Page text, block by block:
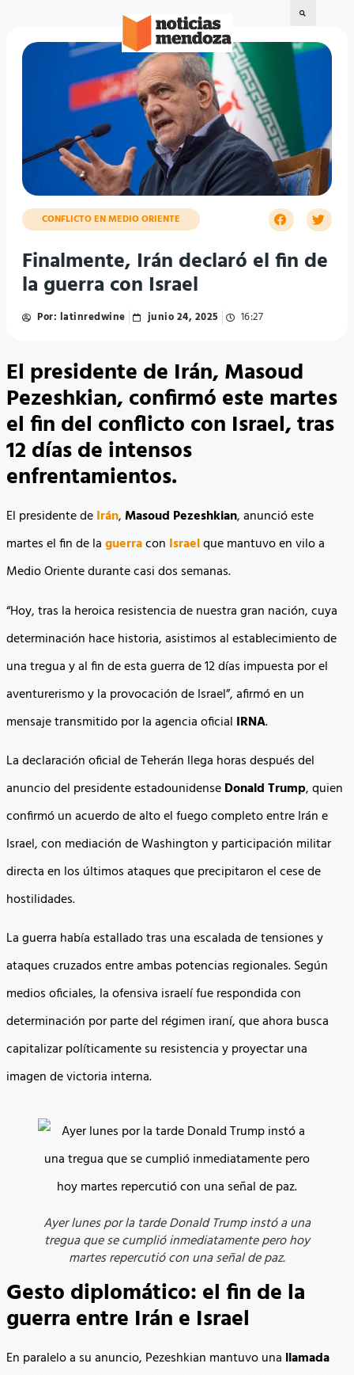
CONFLICTO EN MEDIO ORIENTE
Finalmente, Irán declaró el fin de
la guerra con Israel
Por: latinredwine junio 24, 2025 16:27
El presidente de Irán, Masoud
Pezeshkian, confirmó este martes
el fin del conflicto con Israel, tras
12 días de intensos
enfrentamientos.
El presidente deIrán,Masoud Pezeshkian, anunció este
martes el fin de laguerracon Israelque mantuvo en vilo a
Medio Oriente durante casi dos semanas.
“Hoy, tras la heroica resistencia de nuestra gran nación, cuya
determinación hace historia, asistimos al establecimiento de
una tregua y al fin de esta guerra de 12 días impuesta por el
aventurerismo y la provocación de Israel”, afirmó en un
mensaje transmitido por la agencia oficial IRNA.
La declaración oficial de Teherán llega horas después del
anuncio del presidente estadounidenseDonald Trump, quien
confirmó un acuerdo de alto el fuego completo entre Irán e
Israel, con mediación de Washington y participación militar
directa en los últimos ataques que precipitaron el cese de
hostilidades.
La guerra había estallado tras una escalada de tensiones y
ataques cruzados entre ambas potencias regionales. Según
medios oficiales, la ofensiva israelí fue respondida con
determinación por parte del régimen iraní, que ahora busca
capitalizar políticamente su resistencia y proyectar una
imagen de victoria interna.
Ayer lunes por la tarde Donald Trump instó a una
tregua que se cumplió inmediatamente pero hoy
martes repercutió con una señal de paz.
Gesto diplomático: el fin de la
guerra entre Irán e Israel
En paralelo a su anuncio, Pezeshkian mantuvo una llamada